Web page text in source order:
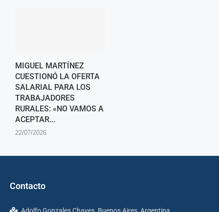
MIGUEL MARTÍNEZ
CUESTIONÓ LA OFERTA
SALARIAL PARA LOS
TRABAJADORES
RURALES: «NO VAMOS A
ACEPTAR...
22/07/2026
Contacto